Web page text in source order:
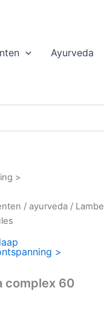
Ayurveda
>
/ ayurveda /
>
complex 60